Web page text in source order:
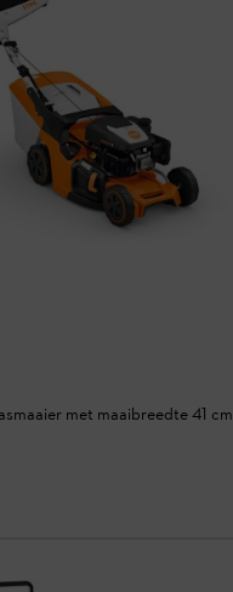
met maaibreedte 41 cm